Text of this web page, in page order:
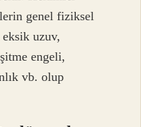
genel fiziksel
eksik uzuv,
engeli,
vb. olup